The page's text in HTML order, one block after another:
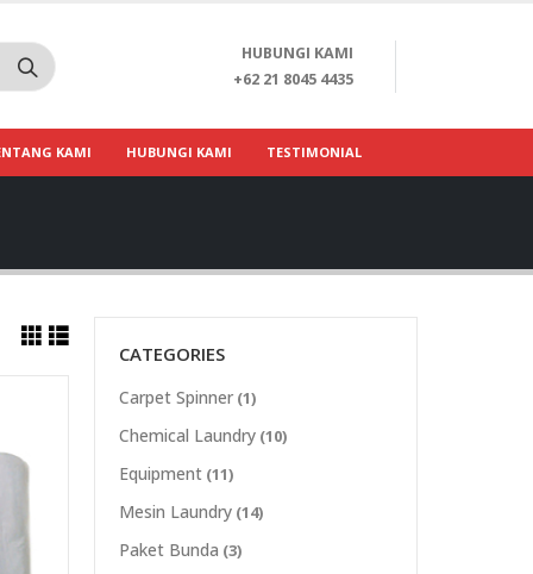
HUBUNGI KAMI
+62 21 8045 4435
KAMI HUBUNGI KAMI TESTIMONIAL
CATEGORIES
Carpet Spinner (1)
Chemical Laundry (10)
Equipment (11)
Mesin Laundry (14)
Paket Bunda (3)